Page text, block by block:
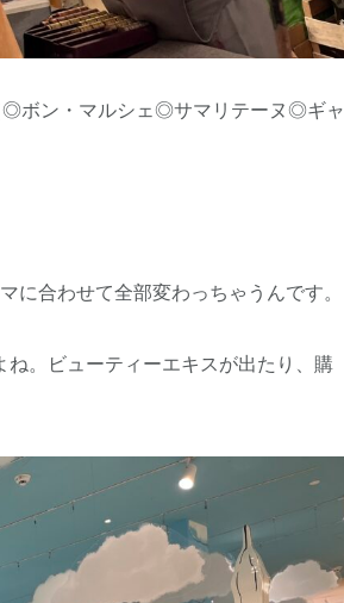
◎ボン・マルシェ◎サマリテーヌ◎ギャ
に合わせて全部変わっちゃうんです。
。ビューティーエキスが出たり、購